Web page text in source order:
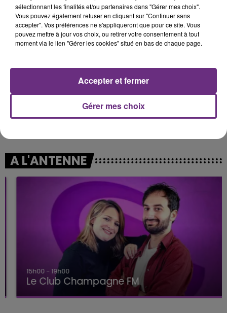
1h36
1h36
ALEX WARREN
1h34
1h34
GIMS
A L'ANTENNE
15h00 - 19h00
Le Club Champagne FM
sélectionnant les finalités et/ou partenaires dans "Gérer mes choix".
Vous pouvez également refuser en cliquant sur "Continuer sans
accepter". Vos préférences ne s'appliqueront que pour ce site. Vous
pouvez mettre à jour vos choix, ou retirer votre consentement à tout
moment via le lien "Gérer les cookies" situé en bas de chaque page.
Gérer mes choix
Accepter et fermer